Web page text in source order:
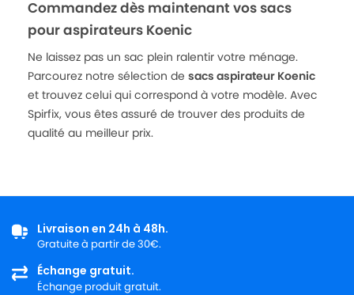
Commandez dès maintenant vos sacs
pour aspirateurs Koenic
Ne laissez pas un sac plein ralentir votre ménage.
Parcourez notre sélection de sacs aspirateur Koenic
et trouvez celui qui correspond à votre modèle. Avec
Spirfix, vous êtes assuré de trouver des produits de
qualité au meilleur prix.
Livraison en 24h à 48h.
Gratuite à partir de 30€.
Échange gratuit.
Échange produit gratuit.